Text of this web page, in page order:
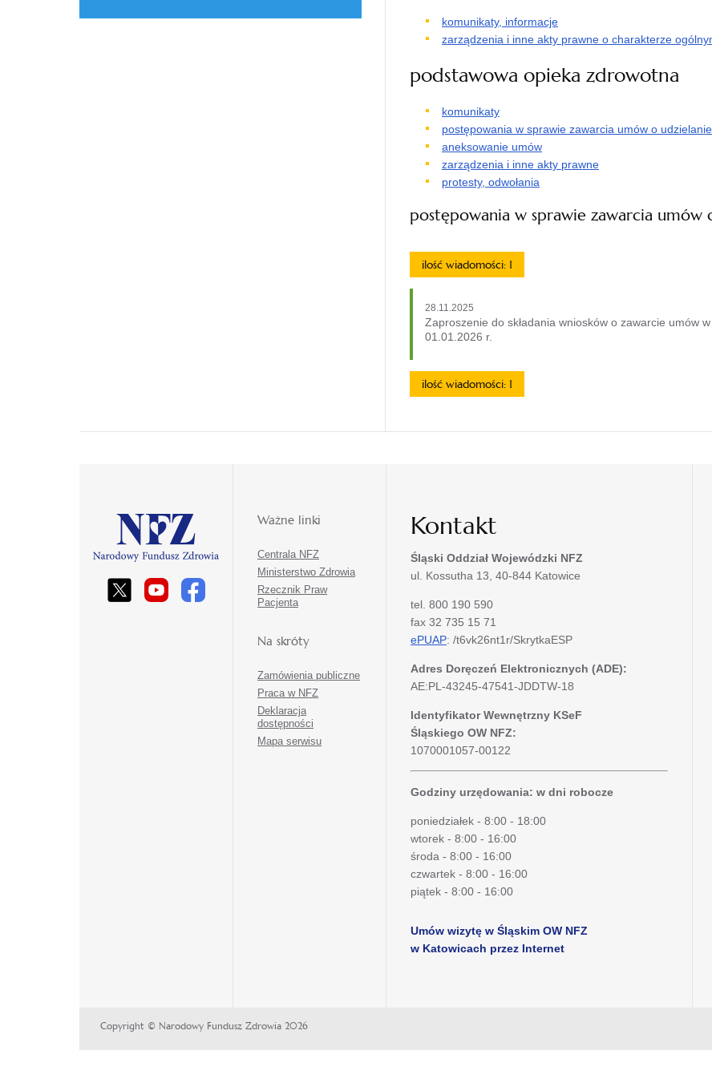
komunikaty, informacje
zarządzenia i inne akty prawne o charakterze
podstawowa opieka zdrowotna
komunikaty
postępowania w sprawie zawarcia umów o
aneksowanie umów
zarządzenia i inne akty prawne
protesty, odwołania
postępowania w sprawie zawarcia umów
ilość wiadomości: 1
28.11.2025
Zaproszenie do składania wniosków o zawarcie umów
01.01.2026 r.
ilość wiadomości: 1
Ważne linki
Centrala NFZ
Ministerstwo Zdrowia
Rzecznik Praw
Pacjenta
Na skróty
Zamówienia publiczne
Praca w NFZ
Deklaracja
dostępności
Mapa serwisu
Kontakt
Śląski Oddział Wojewódzki NFZ
ul. Kossutha 13, 40-844 Katowice
tel. 800 190 590
fax 32 735 15 71
ePUAP: /t6vk26nt1r/SkrytkaESP
Adres Doręczeń Elektronicznych (ADE):
AE:PL-43245-47541-JDDTW-18
Identyfikator Wewnętrzny KSeF
Śląskiego OW NFZ:
1070001057-00122
Godziny urzędowania: w dni robocze
poniedziałek - 8:00 - 18:00
wtorek - 8:00 - 16:00
środa - 8:00 - 16:00
czwartek - 8:00 - 16:00
piątek - 8:00 - 16:00
Umów wizytę w Śląskim OW NFZ
w Katowicach przez Internet
Copyright © Narodowy Fundusz Zdrowia 2026